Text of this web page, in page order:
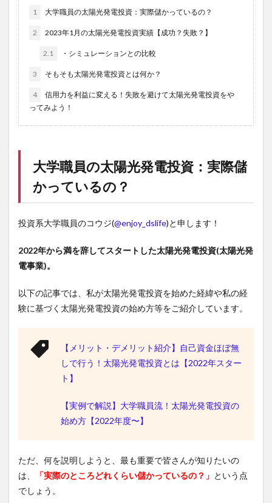
1 大学職員の太陽光発電投資：実際儲かっているの？
2 2023年1月の太陽光発電投資実績【成功？失敗？】
2.1 ・シミュレーションとの比較
3 そもそも太陽光発電投資とは何か？
4
信用力を利益に変える！失敗を避けて太陽光発電投資をや
ってみよう！
大学職員の太陽光発電投資：実際儲
かっているの？
投資系大学職員のコウジ(@enjoy_dslife)と申します！
2022年から満を辞してスタートした太陽光発電投資(太陽光発
電事業)。
以下の記事では、私が太陽光発電投資を始めた経緯や私の経
験に基づく太陽光発電投資の始め方等をご紹介しています。
【メリット・デメリット紹介】自己資金ほぼ無
しで行う！太陽光発電投資とは【2022年スター
ト】
【実例で解説】大学職員流！太陽光発電投資の
始め方【2022年度〜】
ただ、何を説明しようと、最も重要で皆さんが知りたいの
は、
「実際のところどれくらい儲かっているの？」 という点
でしょう。